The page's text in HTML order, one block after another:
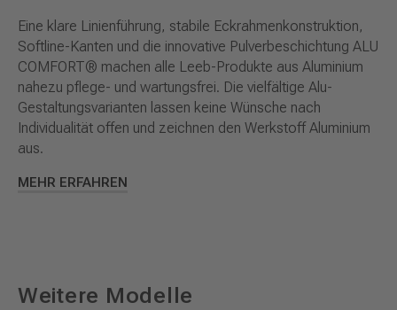
Eine klare Linienführung, stabile Eckrahmenkonstruktion,
Softline-Kanten und die innovative Pulverbeschichtung ALU
COMFORT® machen alle Leeb-Produkte aus Aluminium
nahezu pflege- und wartungsfrei. Die vielfältige Alu-
Gestaltungsvarianten lassen keine Wünsche nach
Individualität offen und zeichnen den Werkstoff Aluminium
aus.
MEHR ERFAHREN
Weitere Modelle